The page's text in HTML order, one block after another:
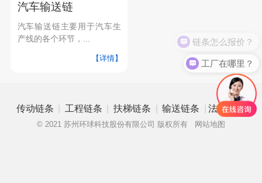
汽车输送链
汽车输送链主要用于汽车生
产线的各个环节，...
【详情】
传动链条 | 工程链条 | 扶梯链条 | 输送链条 | 法律申明
© 2021 苏州环球科技股份有限公司 版权所有 网站地图
链条怎么报价？
工厂在哪里？